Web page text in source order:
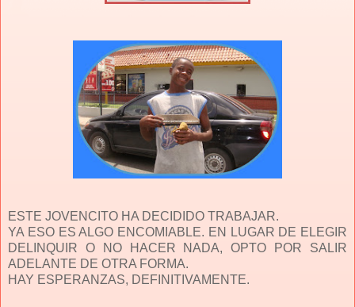
ESTE JOVENCITO HA DECIDIDO TRABAJAR.
YA ESO ES ALGO ENCOMIABLE. EN LUGAR DE ELEGIR
DELINQUIR O NO HACER NADA, OPTO POR SALIR
ADELANTE DE OTRA FORMA.
HAY ESPERANZAS, DEFINITIVAMENTE.